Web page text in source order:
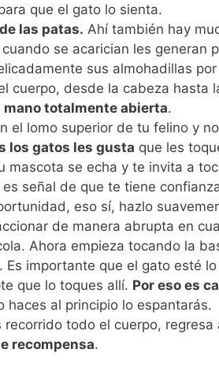
que el gato lo sienta.
las patas. Ahí también hay
se acarician les generan
sus almohadillas
cuerpo, desde la cabeza hasta
mano totalmente abierta.
el lomo superior de tu felino y
los gatos les gusta que les
mascota se echa y te invita a
es señal de que te tiene
eso sí, hazlo
de manera abrupta en
Ahora empieza tocando la
Es importante que el gato esté
que lo toques allí. Por eso es
haces al principio lo espantarás.
recorrido todo el cuerpo,
recompensa.